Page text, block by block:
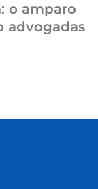
o amparo
advogadas